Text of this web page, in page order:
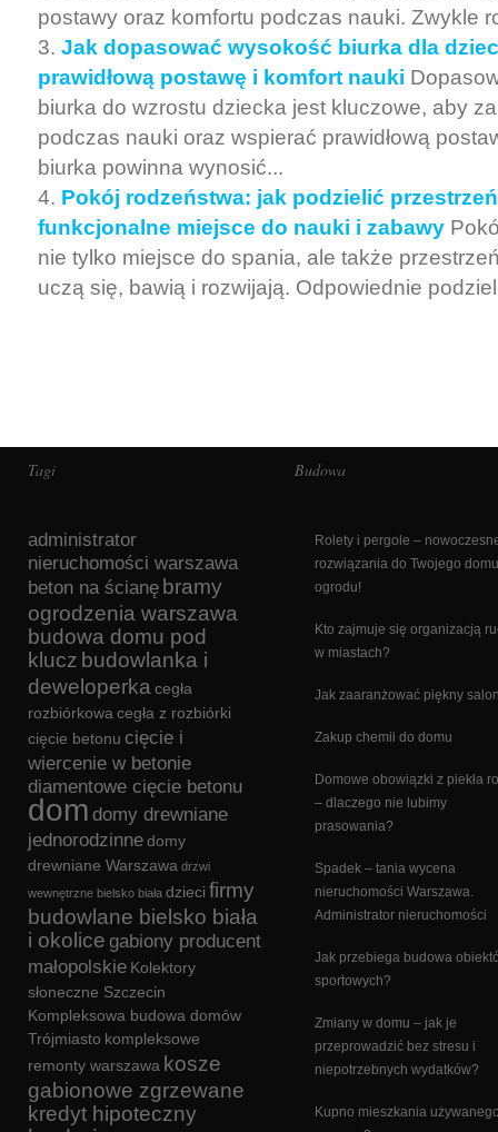
postawy oraz komfortu podczas nauki. Zwykle
Jak dopasować wysokość biurka dla
prawidłową postawę i komfort nauki
biurka do wzrostu dziecka jest kluczowe, aby
podczas nauki oraz wspierać prawidłową
biurka powinna wynosić...
Pokój rodzeństwa: jak podzielić
funkcjonalne miejsce do nauki i zabawy
nie tylko miejsce do spania, ale także
uczą się, bawią i rozwijają. Odpowiednie
Tagi
administrator
nieruchomości warszawa
beton na ścianę bramy
ogrodzenia warszawa
budowa domu pod
klucz budowlanka i
deweloperka cegła
rozbiórkowa cegła z rozbiórki
cięcie betonu cięcie i
wiercenie w betonie
diamentowe cięcie betonu
dom domy drewniane
jednorodzinnedomy
drewniane Warszawa drzwi
wewnętrzne bielsko biała dzieci firmy
budowlane bielsko biała
i okolice gabiony producent
małopolskie Kolektory
słoneczne Szczecin
Kompleksowa budowa domów
Trójmiasto kompleksowe
remonty warszawa kosze
gabionowe zgrzewane
kredyt hipoteczny
Budowa
Rolety i pergole –
rozwiązania do Twojego
ogrodu!
Kto zajmuje się organizacją
w miastach?
Jak zaaranżować piękny
Zakup chemii do domu
Domowe obowiązki z piekła
– dlaczego nie lubimy
prasowania?
Spadek – tania wycena
nieruchomości Warszawa.
Administrator nieruchomości
Jak przebiega budowa
sportowych?
Zmiany w domu – jak je
przeprowadzić bez stresu i
niepotrzebnych wydatków?
Kupno mieszkania